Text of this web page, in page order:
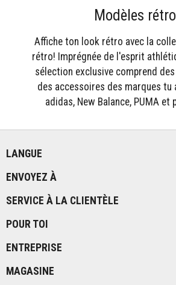
Modèles rétro
Affiche ton look rétro avec la
rétro! Imprégnée de l'esprit
sélection exclusive comprend
des accessoires des marques tu
adidas, New Balance, PUMA et
LANGUE
ENVOYEZ À
SERVICE À LA CLIENTÈLE
POUR TOI
ENTREPRISE
MAGASINE